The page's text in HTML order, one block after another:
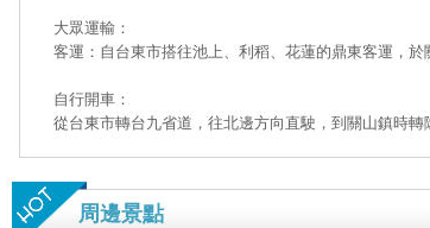
大眾運輸：
客運：自台東市搭往池上、利稻、花蓮的鼎東客運，於
自行開車：
從台東市轉台九省道，往北邊方向直駛，到關山鎮時轉
周邊景點